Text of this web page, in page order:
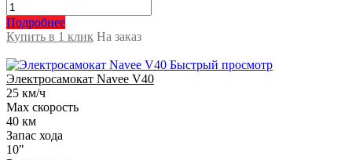
Подробнее
Купить в 1 клик На заказ
Быстрый просмотр
Электросамокат Navee V40
25 км/ч
Max скорость
40 км
Запас хода
10"